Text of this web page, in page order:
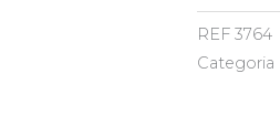
REF 3764
Categoria